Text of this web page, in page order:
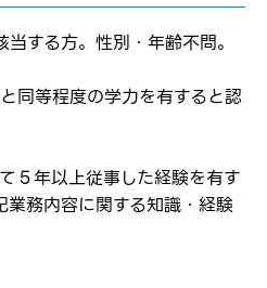
する方。性別・年齢不問。
同等程度の学力を有すると認
５年以上従事した経験を有す
業務内容に関する知識・経験